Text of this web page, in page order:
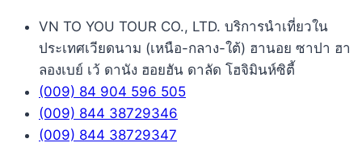
VN TO YOU TOUR CO., LTD. บริการนำเที่ยวใน
ประเทศเวียดนาม (เหนือ-กลาง-ใต้) ฮานอย ซาปา ฮา
ลองเบย์ เว้ ดานัง ฮอยฮัน ดาลัด โฮจิมินห์ซิตี้
(009) 84 904 596 505
(009) 844 38729346
(009) 844 38729347